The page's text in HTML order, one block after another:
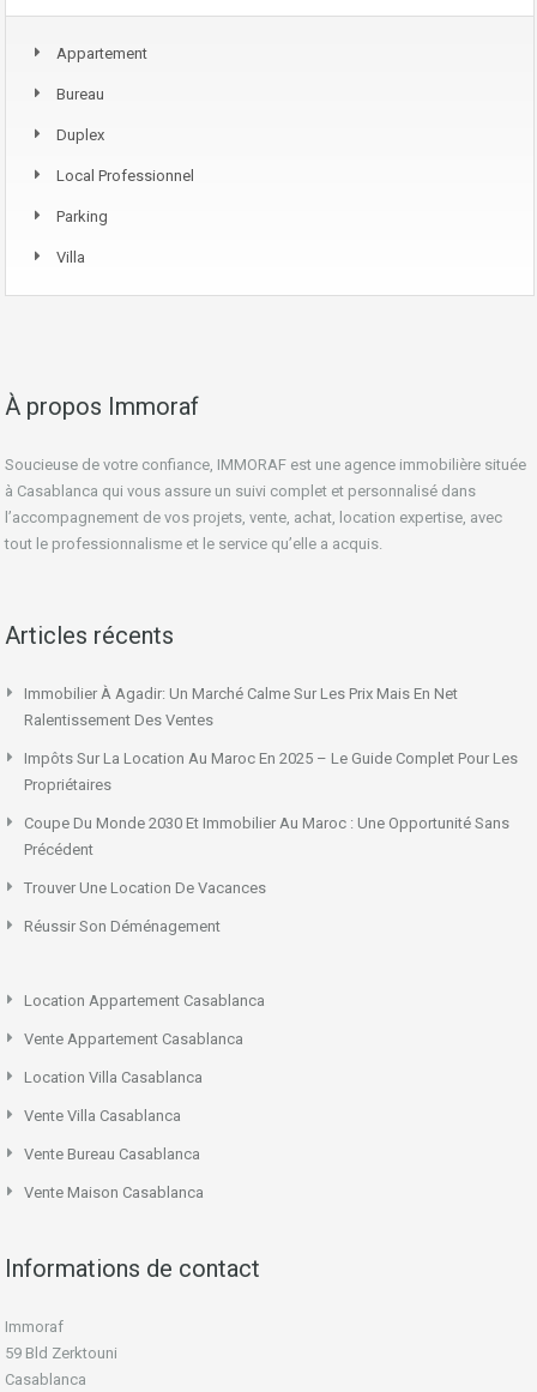
Appartement
Bureau
Duplex
Local Professionnel
Parking
Villa
À propos Immoraf
Soucieuse de votre confiance, IMMORAF est une agence immobilière située
à Casablanca qui vous assure un suivi complet et personnalisé dans
l’accompagnement de vos projets, vente, achat, location expertise, avec
tout le professionnalisme et le service qu’elle a acquis.
Articles récents
Immobilier À Agadir: Un Marché Calme Sur Les Prix Mais En Net
Ralentissement Des Ventes
Impôts Sur La Location Au Maroc En 2025 – Le Guide Complet Pour Les
Propriétaires
Coupe Du Monde 2030 Et Immobilier Au Maroc : Une Opportunité Sans
Précédent
Trouver Une Location De Vacances
Réussir Son Déménagement
Location Appartement Casablanca
Vente Appartement Casablanca
Location Villa Casablanca
Vente Villa Casablanca
Vente Bureau Casablanca
Vente Maison Casablanca
Informations de contact
Immoraf
59 Bld Zerktouni
Casablanca